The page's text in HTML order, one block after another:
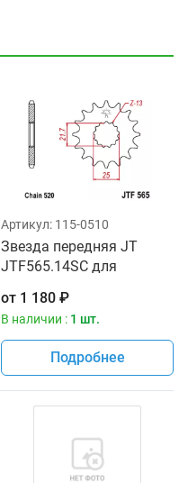
Артикул: 115-0510
Звезда передняя JT
JTF565.14SC для
от 1 180 ₽
В наличии : 1 шт.
Подробнее